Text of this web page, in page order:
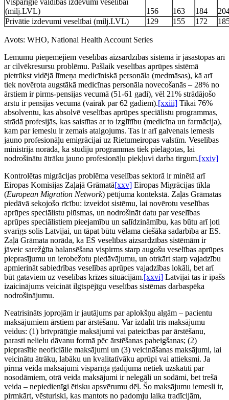
(milj.LVL)
156 163 184
Privātie izdevumi veselībai (milj.LVL)
129 155 172
Avots: WHO, National Health Account Series
Lēmumu pieņēmējiem veselības aizsardzības sistēmā ir jāsastopas arī
ar cilvēkresursu problēmu. Pašlaik veselības aprūpes sistēmā
pietrūkst vidējā līmeņa medicīniskā personāla (medmāsas), kā arī
tiek novērota augstākā medicīnas personāla novecošanās – 28% no
ārstiem ir pirms-pensijas vecumā (51-61 gadi), vēl 21% strādājošo
ārstu ir pensijas vecumā (vairāk par 62 gadiem).[xxiii] Tikai 76%
absolventu, kas absolvē veselības aprūpes speciālistu programmas,
strādā profesijās, kas saistītas ar to izglītību (medicīna un farmācija),
kam par iemeslu ir zemais atalgojums. Tas ir arī galvenais iemesls
jauno profesionāļu emigrācijai uz Rietumeiropas valstīm. Veselības
ministrija norāda, ka studiju programmas tiek pielāgotas, lai
nodrošinātu ātrāku jauno profesionāļu piekļuvi darba tirgum.[xxiv]
Kontrolētas migrācijas problēma veselības sektorā ir minētā arī
Eiropas Komisijas Zaļajā Grāmatā[xxv] Eiropas Migrācijas tīkla
(European Migration Network) pētījuma kontekstā. Zaļās Grāmatas
piedāvā sekojošo rīcību: izveidot sistēmu, lai novērotu veselības
aprūpes speciālistu plūsmas, un nodrošināt datu par veselības
aprūpes speciālistiem pieejamību un salīdzināmību, kas būtu arī ļoti
svarīgs solis Latvijai, un tāpat būtu vēlama ciešāka sadarbība ar ES.
Zaļā Grāmata norāda, ka ES veselības aizsardzības sistēmām ir
jāveic sarežģīta balansēšana vispirms starp augošu veselības aprūpes
pieprasījumu un ierobežotu piedāvājumu, un otrkārt starp vajadzību
apmierināt sabiedrības veselības aprūpes vajadzības lokāli, bet arī
būt gataviem uz veselības krīzes situācijām.[xxvi] Latvijai tas ir īpašs
izaicinājums veicināt ilgtspējīgu veselības sistēmas darbaspēka
nodrošinājumu.
Neatrisināts joprojām ir jautājums par aplokšņu algām – pacientu
maksājumiem ārstiem par ārstēšanu. Var izdalīt trīs maksājumu
veidus: (1) brīvprātīgie maksājumi vai pateicības par ārstēšanu,
parasti nelielu dāvanu formā pēc ārstēšanas pabeigšanas; (2)
pieprasītie neoficiālie maksājumi un (3) veicināšanas maksājumi, lai
veicinātu ātrāku, labāku un kvalitatīvāku aprūpi vai attieksmi. Ja
pirmā veida maksājumi vispārīgā gadījumā netiek uzskatīti par
nosodāmiem, otrā veida maksājumi ir nelegāli un sodāmi, bet trešā
veida – nepiedienīgi ētisku apsvērumu dēļ. Šo maksājumu iemesli ir,
pirmkārt, vēsturiski, kas mantots no padomju laika tradīcijām,